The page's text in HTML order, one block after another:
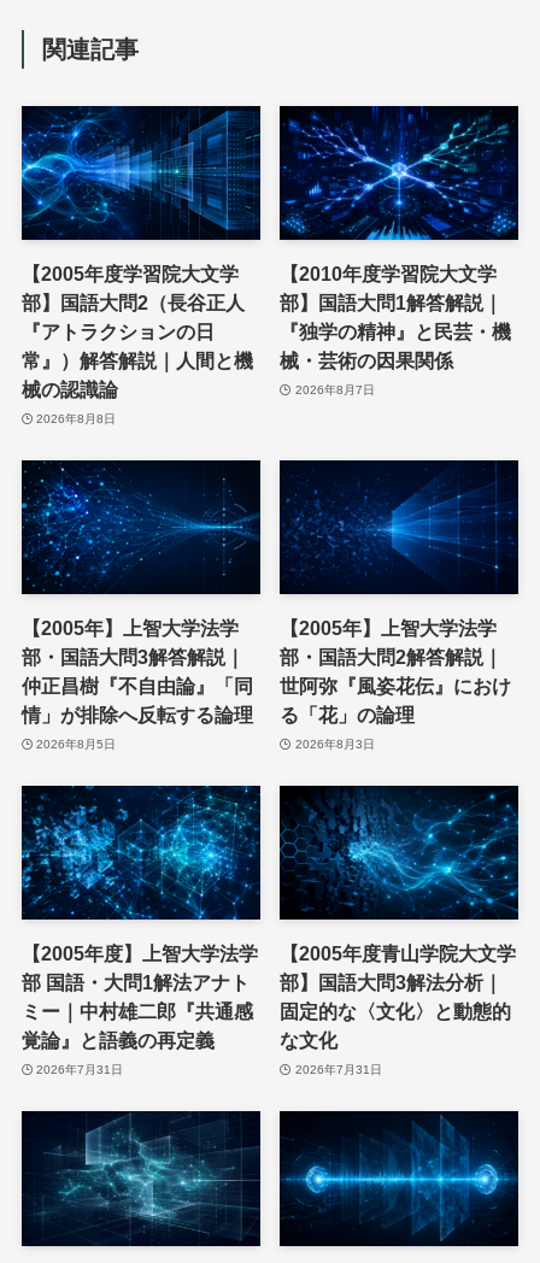
関連記事
【2005年度学習院大文学
部】国語大問2（長谷正人
『アトラクションの日
常』）解答解説｜人間と機
械の認識論
2026年8月8日
【2010年度学習院大文学
部】国語大問1解答解説｜
『独学の精神』と民芸・機
械・芸術の因果関係
2026年8月7日
【2005年】上智大学法学
部・国語大問3解答解説｜
仲正昌樹『不自由論』「同
情」が排除へ反転する論理
2026年8月5日
【2005年】上智大学法学
部・国語大問2解答解説｜
世阿弥『風姿花伝』におけ
る「花」の論理
2026年8月3日
【2005年度】上智大学法学
部 国語・大問1解法アナト
ミー｜中村雄二郎『共通感
覚論』と語義の再定義
2026年7月31日
【2005年度青山学院大文学
部】国語大問3解法分析｜
固定的な〈文化〉と動態的
な文化
2026年7月31日